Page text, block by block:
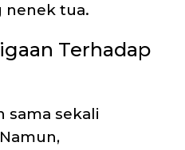
nenek tua.
Terhadap
sama sekali